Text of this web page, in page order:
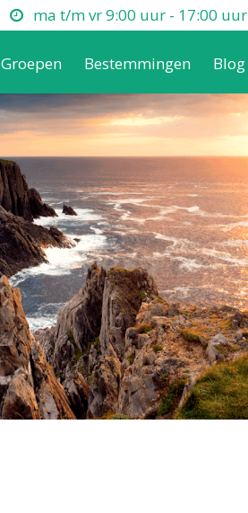
ma t/m vr 9:00 uur - 17:00 uur
Groepen Bestemmingen Blog